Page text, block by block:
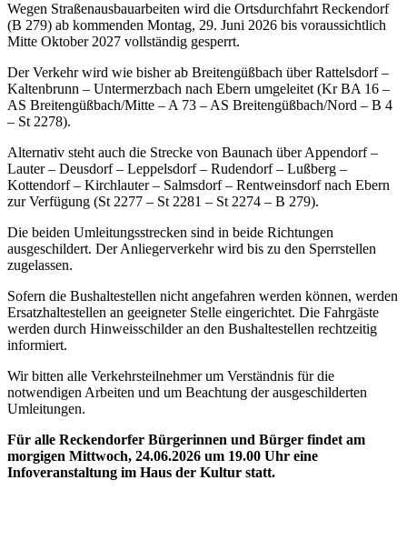
Wegen Straßenausbauarbeiten wird die Ortsdurchfahrt Reckendorf
(B 279) ab kommenden Montag, 29. Juni 2026 bis voraussichtlich
Mitte Oktober 2027 vollständig gesperrt.
Der Verkehr wird wie bisher ab Breitengüßbach über Rattelsdorf –
Kaltenbrunn – Untermerzbach nach Ebern umgeleitet (Kr BA 16 –
AS Breitengüßbach/Mitte – A 73 – AS Breitengüßbach/Nord – B 4
– St 2278).
Alternativ steht auch die Strecke von Baunach über Appendorf –
Lauter – Deusdorf – Leppelsdorf – Rudendorf – Lußberg –
Kottendorf – Kirchlauter – Salmsdorf – Rentweinsdorf nach Ebern
zur Verfügung (St 2277 – St 2281 – St 2274 – B 279).
Die beiden Umleitungsstrecken sind in beide Richtungen
ausgeschildert. Der Anliegerverkehr wird bis zu den Sperrstellen
zugelassen.
Sofern die Bushaltestellen nicht angefahren werden können, werden
Ersatzhaltestellen an geeigneter Stelle eingerichtet. Die Fahrgäste
werden durch Hinweisschilder an den Bushaltestellen rechtzeitig
informiert.
Wir bitten alle Verkehrsteilnehmer um Verständnis für die
notwendigen Arbeiten und um Beachtung der ausgeschilderten
Umleitungen.
Für alle Reckendorfer Bürgerinnen und Bürger findet am
morgigen Mittwoch, 24.06.2026 um 19.00 Uhr eine
Infoveranstaltung im Haus der Kultur statt.